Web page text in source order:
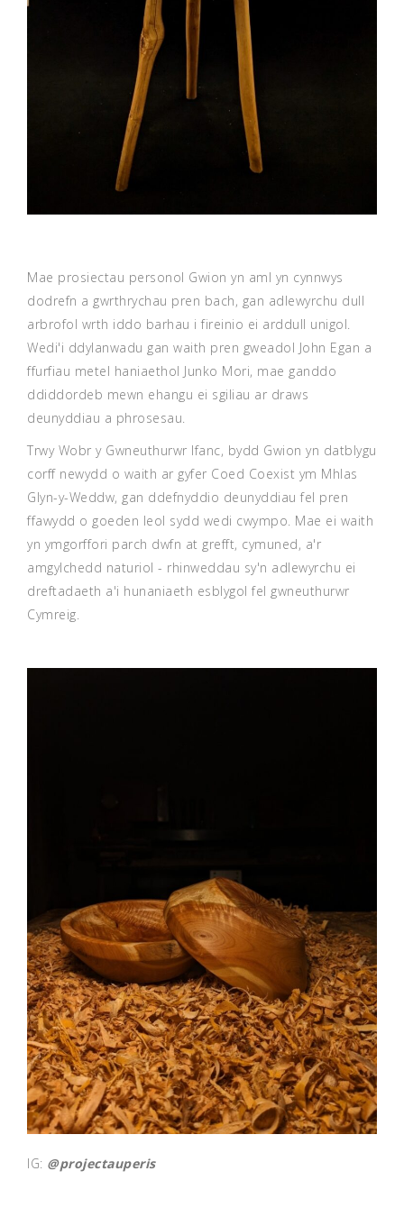
Mae prosiectau personol Gwion yn aml yn cynnwys
dodrefn a gwrthrychau pren bach, gan adlewyrchu dull
arbrofol wrth iddo barhau i fireinio ei arddull unigol.
Wedi'i ddylanwadu gan waith pren gweadol John Egan a
ffurfiau metel haniaethol Junko Mori, mae ganddo
ddiddordeb mewn ehangu ei sgiliau ar draws
deunyddiau a phrosesau.
Trwy Wobr y Gwneuthurwr Ifanc, bydd Gwion yn datblygu
corff newydd o waith ar gyfer Coed Coexist ym Mhlas
Glyn-y-Weddw, gan ddefnyddio deunyddiau fel pren
ffawydd o goeden leol sydd wedi cwympo. Mae ei waith
yn ymgorffori parch dwfn at grefft, cymuned, a'r
amgylchedd naturiol - rhinweddau sy'n adlewyrchu ei
dreftadaeth a'i hunaniaeth esblygol fel gwneuthurwr
Cymreig.
IG: @projectauperis